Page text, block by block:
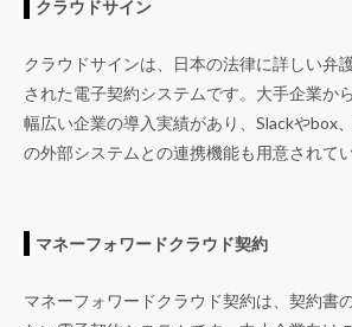
クラウドサイン
クラウドサインは、日本の法律に詳しい弁
された電子契約システムです。大手企業か
幅広い企業の導入実績があり、Slackやbox
の外部システムとの連携機能も用意されてい
マネーフォワードクラウド契約
マネーフォワードクラウド契約は、契約書